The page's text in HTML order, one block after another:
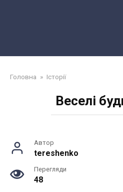
Головна » Історії
Веселі
Автор
tereshenko
Перегляди
48